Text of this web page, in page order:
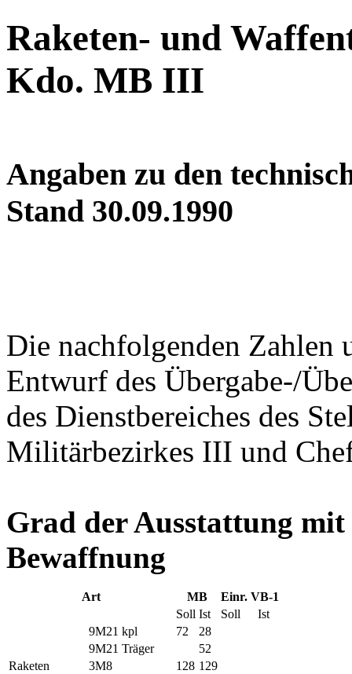
Raketen- und
Kdo. MB III
Angaben zu den
Stand 30.09.1990
Die nachfolgenden Zahlen
Entwurf des Übergabe-/
des Dienstbereiches des
Militärbezirkes III und
Grad der Ausstattung
Bewaffnung
Art MB
Einr. VB-1
Soll Ist Soll Ist
Raketen
9M21 kpl 72
28
9M21 Träger
52
3M8
128 129